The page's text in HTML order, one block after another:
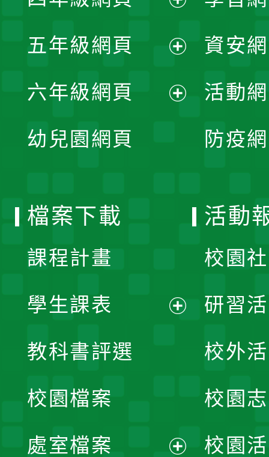
單
開
選
單
開
選
五年級網頁
開
六年級網頁
幼兒園網頁
資安
活動
防疫
檔案下載
課程計畫
學生課表
單
教科書評選
校園檔案
處室檔案
活動
校園
研習
校外
校園
校園